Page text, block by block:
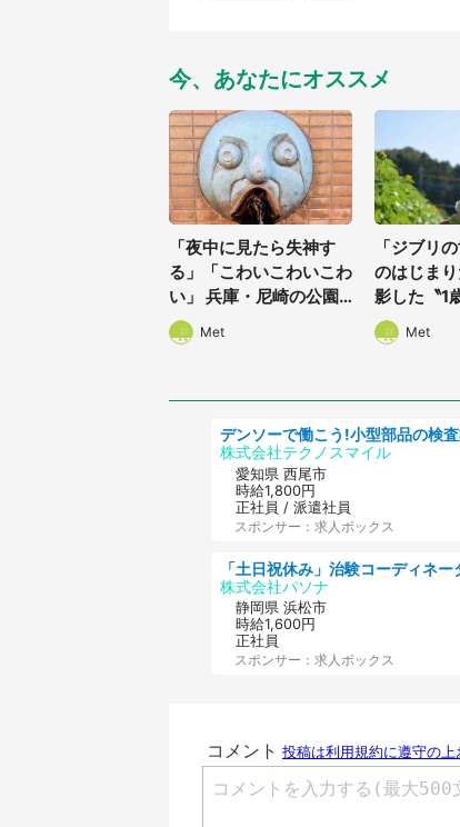
今、あなたにオススメ
「夜中に見たら失神す
る」「こわいこわいこわ
い」 兵庫・尼崎の公園
に佇む〝謎すぎる顔〟に
1.3万人戦慄
Met
「ジブリ
のはじま
影した〝1
姿〟が良す
人感激
Met
株式会社テクノスマイル
愛知県 西尾市
時給1,800円
正社員 / 派遣社員
スポンサー：求人ボックス
株式会社パソナ
静岡県 浜松市
時給1,600円
正社員
スポンサー：求人ボックス